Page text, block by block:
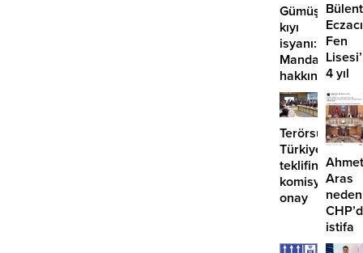
Gümüşlük’te
kıyı
isyanı:
Mandalinci
hakkında
suç
duyurusu
Bülent
Fen
4 yıl
geçti,
hâlâ
proje
Terörsüz
Türkiye
teklifine
komisyondan
onay
Ahmet
Aras
neden
istifa